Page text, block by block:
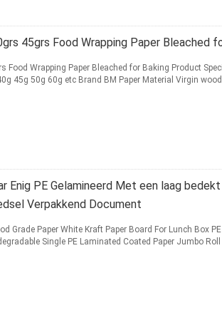
45grs Food Wrapping Paper Bleached
Wrapping Paper Bleached for Baking Product
45g 50g 60g etc Brand BM Paper Material Virgin
Enig PE Gelamineerd Met een laag
Verpakkend Document
Grade Paper White Kraft Paper Board For Lunch Box
Single PE Laminated Coated Paper Jumbo Roll